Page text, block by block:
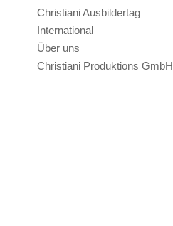
Christiani Ausbildertag
International
Über uns
Christiani Produktions GmbH